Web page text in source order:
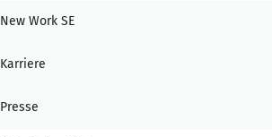
New Work SE
Karriere
Presse